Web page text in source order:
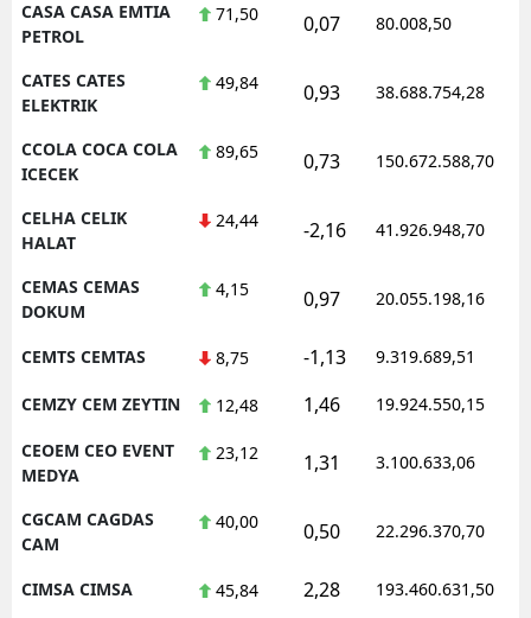
CASA CASA EMTIA
PETROL
71,50 0,07 80.008,50
CATES CATES
ELEKTRIK
49,84 0,93 38.688.754,28
CCOLA COCA COLA
ICECEK
89,65 0,73 150.672.588,70
CELHA CELIK
HALAT
24,44 -2,16 41.926.948,70
CEMAS CEMAS
DOKUM
4,15 0,97 20.055.198,16
CEMTS CEMTAS 8,75 -1,13 9.319.689,51
CEMZY CEM ZEYTIN 12,48 1,46 19.924.550,15
CEOEM CEO EVENT
MEDYA
23,12 1,31 3.100.633,06
CGCAM CAGDAS
CAM
40,00 0,50 22.296.370,70
CIMSA CIMSA 45,84 2,28 193.460.631,50